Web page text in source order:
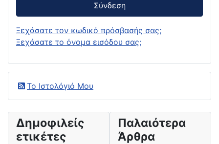
Σύνδεση
Ξεχάσατε τον κωδικό πρόσβασής σας;
Ξεχάσατε το όνομα εισόδου σας;
Το Ιστολόγιό Μου
Δημοφιλείς
ετικέτες
Παλαιότερα
Άρθρα